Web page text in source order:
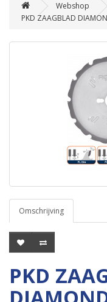
Webshop
PKD ZAAGBLAD
Omschrijving
PKD